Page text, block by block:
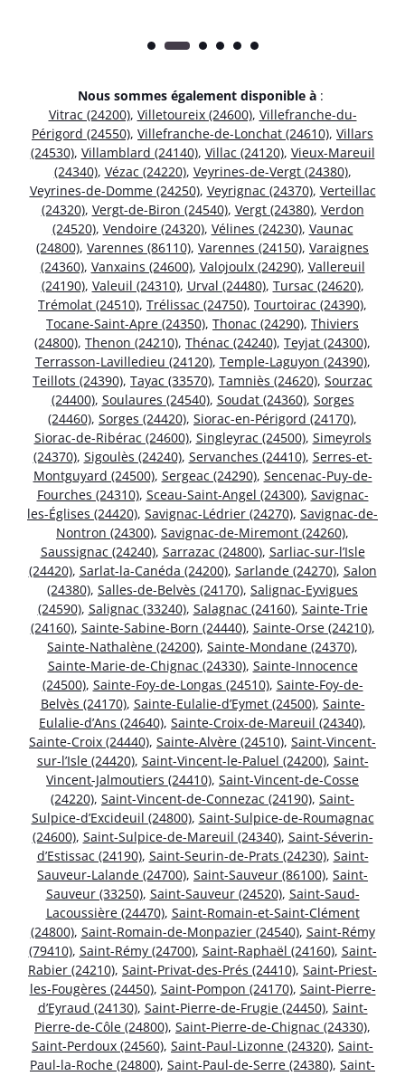
Nous sommes également disponible à :
Vitrac (24200), Villetoureix (24600), Villefranche-du-
Périgord (24550), Villefranche-de-Lonchat (24610), Villars
(24530), Villamblard (24140), Villac (24120), Vieux-Mareuil
(24340), Vézac (24220), Veyrines-de-Vergt (24380),
Veyrines-de-Domme (24250), Veyrignac (24370), Verteillac
(24320), Vergt-de-Biron (24540), Vergt (24380), Verdon
(24520), Vendoire (24320), Vélines (24230), Vaunac
(24800), Varennes (86110), Varennes (24150), Varaignes
(24360), Vanxains (24600), Valojoulx (24290), Vallereuil
(24190), Valeuil (24310), Urval (24480), Tursac (24620),
Trémolat (24510), Trélissac (24750), Tourtoirac (24390),
Tocane-Saint-Apre (24350), Thonac (24290), Thiviers
(24800), Thenon (24210), Thénac (24240), Teyjat (24300),
Terrasson-Lavilledieu (24120), Temple-Laguyon (24390),
Teillots (24390), Tayac (33570), Tamniès (24620), Sourzac
(24400), Soulaures (24540), Soudat (24360), Sorges
(24460), Sorges (24420), Siorac-en-Périgord (24170),
Siorac-de-Ribérac (24600), Singleyrac (24500), Simeyrols
(24370), Sigoulès (24240), Servanches (24410), Serres-et-
Montguyard (24500), Sergeac (24290), Sencenac-Puy-de-
Fourches (24310), Sceau-Saint-Angel (24300), Savignac-
les-Églises (24420), Savignac-Lédrier (24270), Savignac-de-
Nontron (24300), Savignac-de-Miremont (24260),
Saussignac (24240), Sarrazac (24800), Sarliac-sur-l’Isle
(24420), Sarlat-la-Canéda (24200), Sarlande (24270), Salon
(24380), Salles-de-Belvès (24170), Salignac-Eyvigues
(24590), Salignac (33240), Salagnac (24160), Sainte-Trie
(24160), Sainte-Sabine-Born (24440), Sainte-Orse (24210),
Sainte-Nathalène (24200), Sainte-Mondane (24370),
Sainte-Marie-de-Chignac (24330), Sainte-Innocence
(24500), Sainte-Foy-de-Longas (24510), Sainte-Foy-de-
Belvès (24170), Sainte-Eulalie-d’Eymet (24500), Sainte-
Eulalie-d’Ans (24640), Sainte-Croix-de-Mareuil (24340),
Sainte-Croix (24440), Sainte-Alvère (24510), Saint-Vincent-
sur-l’Isle (24420), Saint-Vincent-le-Paluel (24200), Saint-
Vincent-Jalmoutiers (24410), Saint-Vincent-de-Cosse
(24220), Saint-Vincent-de-Connezac (24190), Saint-
Sulpice-d’Excideuil (24800), Saint-Sulpice-de-Roumagnac
(24600), Saint-Sulpice-de-Mareuil (24340), Saint-Séverin-
d’Estissac (24190), Saint-Seurin-de-Prats (24230), Saint-
Sauveur-Lalande (24700), Saint-Sauveur (86100), Saint-
Sauveur (33250), Saint-Sauveur (24520), Saint-Saud-
Lacoussière (24470), Saint-Romain-et-Saint-Clément
(24800), Saint-Romain-de-Monpazier (24540), Saint-Rémy
(79410), Saint-Rémy (24700), Saint-Raphaël (24160), Saint-
Rabier (24210), Saint-Privat-des-Prés (24410), Saint-Priest-
les-Fougères (24450), Saint-Pompon (24170), Saint-Pierre-
d’Eyraud (24130), Saint-Pierre-de-Frugie (24450), Saint-
Pierre-de-Côle (24800), Saint-Pierre-de-Chignac (24330),
Saint-Perdoux (24560), Saint-Paul-Lizonne (24320), Saint-
Paul-la-Roche (24800), Saint-Paul-de-Serre (24380), Saint-